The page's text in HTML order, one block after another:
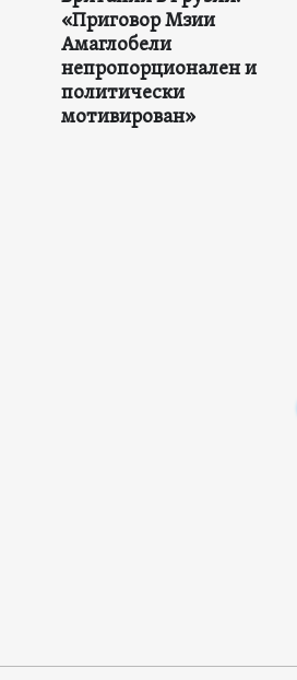
«Приговор Мзии
Амаглобели
непропорционален и
политически
мотивирован»